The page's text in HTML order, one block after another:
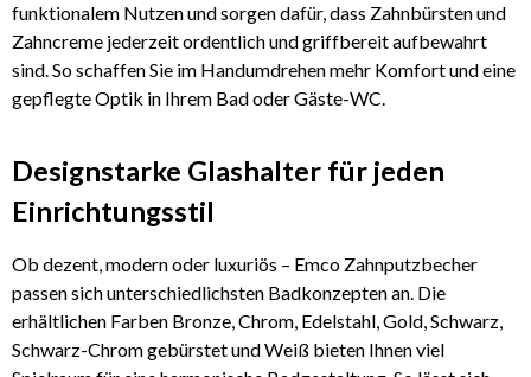
funktionalem Nutzen und sorgen dafür, dass Zahnbürsten und
Zahncreme jederzeit ordentlich und griffbereit aufbewahrt
sind. So schaffen Sie im Handumdrehen mehr Komfort und eine
gepflegte Optik in Ihrem Bad oder Gäste-WC.
Designstarke Glashalter für jeden
Einrichtungsstil
Ob dezent, modern oder luxuriös – Emco Zahnputzbecher
passen sich unterschiedlichsten Badkonzepten an. Die
erhältlichen Farben Bronze, Chrom, Edelstahl, Gold, Schwarz,
Schwarz-Chrom gebürstet und Weiß bieten Ihnen viel